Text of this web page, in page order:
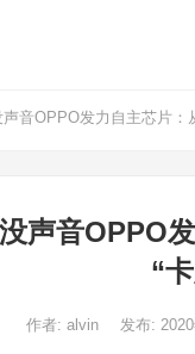
音OPPO发力自主芯片：
声音OPPO
“
作者: alvin 发布: